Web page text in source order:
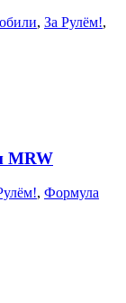
, За Рулём!,
MRW
, Формула